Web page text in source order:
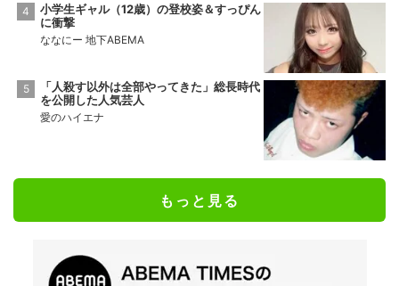
小学生ギャル（12歳）の登校姿＆すっぴん
に衝撃
ななにー 地下ABEMA
「人殺す以外は全部やってきた」総長時代
を公開した人気芸人
愛のハイエナ
もっと見る